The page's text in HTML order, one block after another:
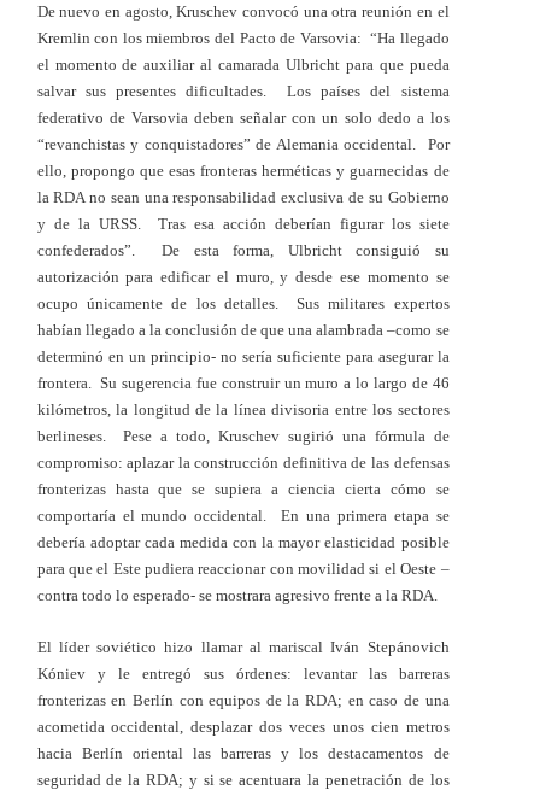
De nuevo en agosto, Kruschev convocó una otra reunión en el
Kremlin con los miembros del Pacto de Varsovia: “Ha llegado
el momento de auxiliar al camarada Ulbricht para que pueda
salvar sus presentes dificultades. Los países del sistema
federativo de Varsovia deben señalar con un solo dedo a los
“revanchistas y conquistadores” de Alemania occidental. Por
ello, propongo que esas fronteras herméticas y guarnecidas de
la RDA no sean una responsabilidad exclusiva de su Gobierno
y de la URSS. Tras esa acción deberían figurar los siete
confederados”. De esta forma, Ulbricht consiguió su
autorización para edificar el muro, y desde ese momento se
ocupo únicamente de los detalles. Sus militares expertos
habían llegado a la conclusión de que una alambrada –como se
determinó en un principio- no sería suficiente para asegurar la
frontera. Su sugerencia fue construir un muro a lo largo de 46
kilómetros, la longitud de la línea divisoria entre los sectores
berlineses. Pese a todo, Kruschev sugirió una fórmula de
compromiso: aplazar la construcción definitiva de las defensas
fronterizas hasta que se supiera a ciencia cierta cómo se
comportaría el mundo occidental. En una primera etapa se
debería adoptar cada medida con la mayor elasticidad posible
para que el Este pudiera reaccionar con movilidad si el Oeste –
contra todo lo esperado- se mostrara agresivo frente a la RDA.
El líder soviético hizo llamar al mariscal Iván Stepánovich
Kóniev y le entregó sus órdenes: levantar las barreras
fronterizas en Berlín con equipos de la RDA; en caso de una
acometida occidental, desplazar dos veces unos cien metros
hacia Berlín oriental las barreras y los destacamentos de
seguridad de la RDA; y si se acentuara la penetración de los